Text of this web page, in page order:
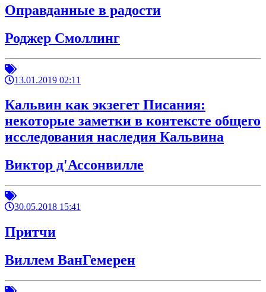
Оправданные в радости
Роджер Смоллинг
13.01.2019 02:11
Кальвин как экзегет Писания:
некоторые заметки в контексте общего
исследования наследия Кальвина
Виктор д'Ассонвилле
30.05.2018 15:41
Притчи
Виллем ВанГемерен